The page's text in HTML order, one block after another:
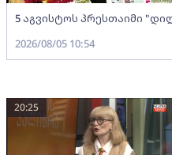
5 აგვისტოს პრესთაიმი
2026/08/05 10:54
20:25